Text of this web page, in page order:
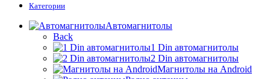
Категории
Автомагнитолы
Back
1 Din автомагнитолы
2 Din автомагнитолы
Магнитолы на Android